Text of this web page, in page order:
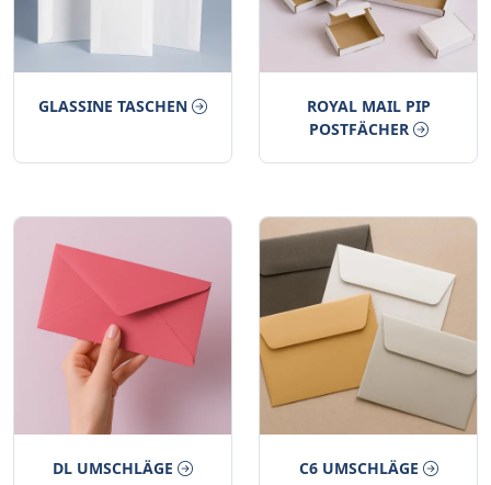
GLASSINE TASCHEN
ROYAL MAIL PIP
POSTFÄCHER
DL UMSCHLÄGE C6 UMSCHLÄGE